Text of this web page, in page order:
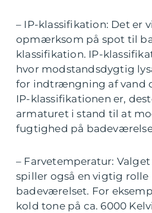
– IP-klassifikation: Det er
opmærksom på spot til
klassifikation. IP-
hvor modstandsdygtig
for indtrængning af vand
IP-klassifikationen er,
armaturet i stand til at
fugtighed på
– Farvetemperatur:
spiller også en vigtig rolle
badeværelset. For
kold tone på ca. 6000